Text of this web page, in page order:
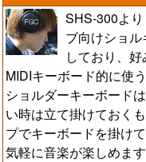
SHS-300よ
ブ向けショ
しており、好
MIDIキーボード的に使
ショルダーキーボード
い時は立て掛けておく
プでキーボードを掛け
気軽に音楽が楽しめます